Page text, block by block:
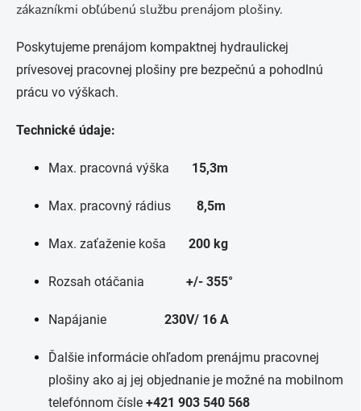
zákazníkmi obľúbenú službu prenájom plošiny.
Poskytujeme prenájom kompaktnej hydraulickej
prívesovej pracovnej plošiny pre bezpečnú a pohodlnú
prácu vo výškach.
Technické údaje:
Max. pracovná výška 15,3m
Max. pracovný rádius 8,5m
Max. zaťaženie koša 200 kg
Rozsah otáčania +/- 355°
Napájanie 230V/ 16 A
Ďalšie informácie ohľadom prenájmu pracovnej
plošiny ako aj jej objednanie je možné na mobilnom
telefónnom čísle +421 903 540 568